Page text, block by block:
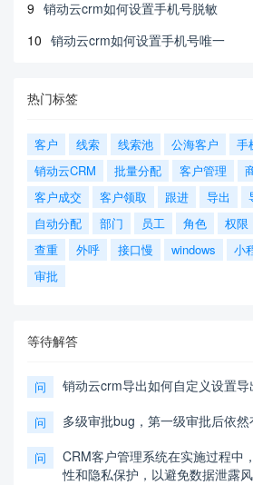
9 销动云crm如何设置手机号脱敏
10 销动云crm如何设置手机号唯一
热门标签
客户 线索 线索池 公海客户 手
销动云CRM
批量分配 客户管理
客户成交
客户领取 跟进 导出
自动分配
部门 员工 角色 权限
查重
外呼 接口慢 windows 小
审批
等待解答
问 销动云crm导出如何自定义设置导
问 多级审批bug，第一级审批后依
问
CRM客户管理系统在实施过程中
性和隐私保护，以避免数据泄露